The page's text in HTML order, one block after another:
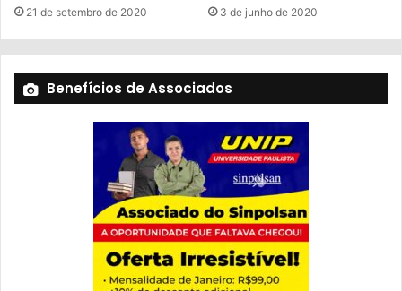
21 de setembro de 2020 3 de junho de 2020
Benefícios de Associados